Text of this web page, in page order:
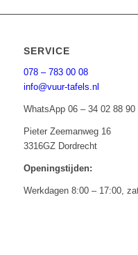
SERVICE
078 – 783 00 08
info@vuur-tafels.nl
WhatsApp 06 – 34 02 88 90
Pieter Zeemanweg 16
3316GZ Dordrecht
Openingstijden:
Werkdagen 8:00 – 17:00,